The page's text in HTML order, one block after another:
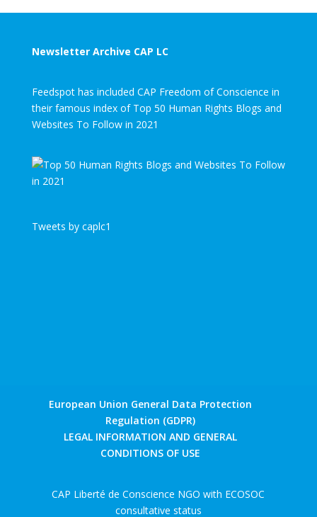
Newsletter Archive CAP LC
Feedspot has included CAP Freedom of Conscience in
their famous index of Top 50 Human Rights Blogs and
Websites To Follow in 2021
Tweets by caplc1
European Union General Data Protection
Regulation (GDPR)
LEGAL INFORMATION AND GENERAL
CONDITIONS OF USE
CAP Liberté de Conscience NGO with ECOSOC
consultative status